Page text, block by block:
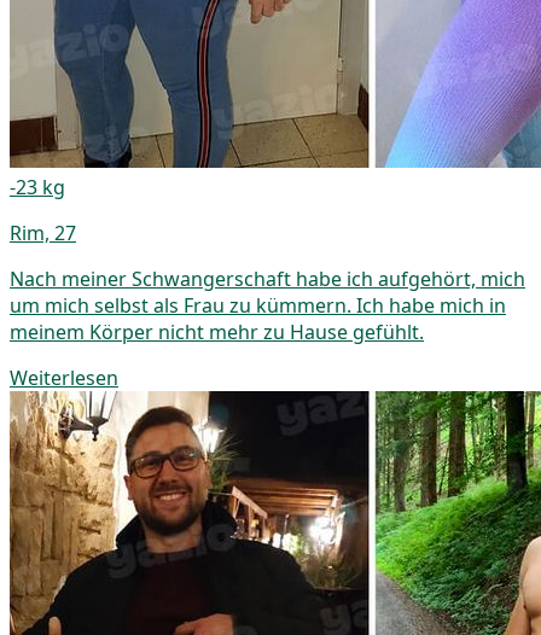
-23 kg
Rim, 27
Nach meiner Schwangerschaft habe ich aufgehört, mich
um mich selbst als Frau zu kümmern. Ich habe mich in
meinem Körper nicht mehr zu Hause gefühlt.
Weiterlesen